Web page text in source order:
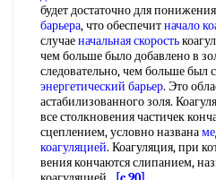
будет достаточно для понижения
барьера, что обеспечитначало
случаеначальная скорость
чем больше было добавлено в
следовательно, чем больше был
энергетический барьер. Это
астабилизованного золя.
все столкновения частичек
сцеплением, условно названа
коагуляцией. Коагуляция, при
вения кончаются слипанием,